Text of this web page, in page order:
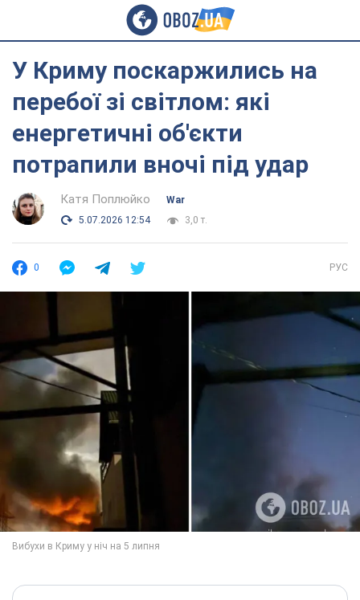
У Криму поскаржились на
перебої зі світлом: які
енергетичні об'єкти
потрапили вночі під удар
Катя Поплюйко
War
5.07.2026 12:54
3,0 т.
0 РУС